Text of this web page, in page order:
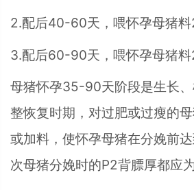
2.配后40-60天，喂怀孕母猪料
3.配后60-90天，喂怀孕母猪料
母猪怀孕35-90天阶段是生长
整恢复时期，对过肥或过瘦的
或加料，使怀孕母猪在分娩前
次母猪分娩时的P2背膘厚都应